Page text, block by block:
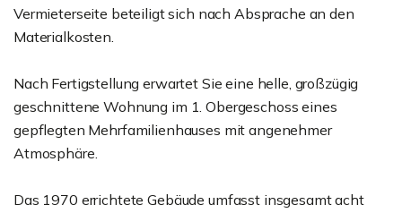
Vermieterseite beteiligt sich nach Absprache an den
Materialkosten.
Nach Fertigstellung erwartet Sie eine helle, großzügig
geschnittene Wohnung im 1. Obergeschoss eines
gepflegten Mehrfamilienhauses mit angenehmer
Atmosphäre.
Das 1970 errichtete Gebäude umfasst insgesamt acht